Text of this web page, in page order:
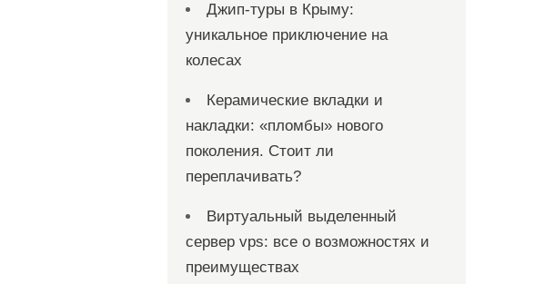
Джип-туры в Крыму:
уникальное приключение на
колесах
Керамические вкладки и
накладки: «пломбы» нового
поколения. Стоит ли
переплачивать?
Виртуальный выделенный
сервер vps: все о возможностях и
преимуществах